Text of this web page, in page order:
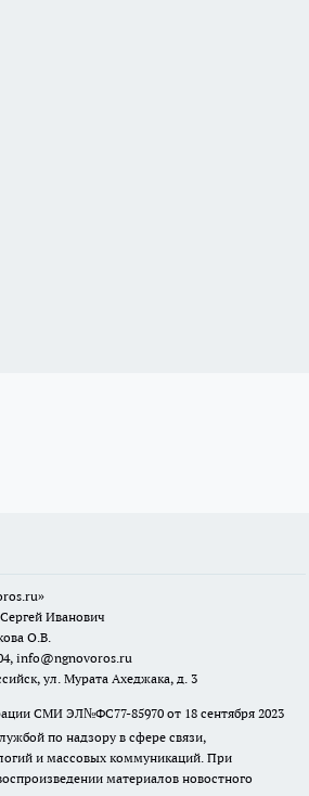
Иванович
О.В.
info@ngnovoros.ru
ул. Мурата Ахеджака, д. 3
СМИ ЭЛ№ФС77-85970 от 18 сентября 2023
по надзору в сфере связи,
и массовых коммуникаций. При
материалов новостного